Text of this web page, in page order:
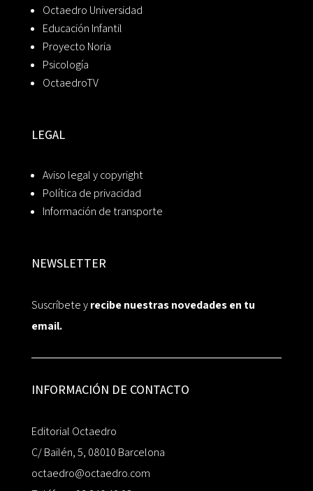
Octaedro Universidad
Educación Infantil
Proyecto Noria
Psicología
OctaedroTV
LEGAL
Aviso legal y copyright
Política de privacidad
Información de transporte
NEWSLETTER
Suscríbete yrecibe nuestras novedades en tu
email.
INFORMACIÓN DE CONTACTO
Editorial Octaedro
C/ Bailén, 5, 08010 Barcelona
octaedro@octaedro.com